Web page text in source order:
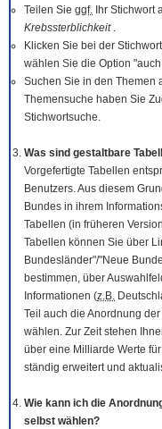
Teilen Sie ggf. Ihr Stichwort
Krebssterblichkeit .
Klicken Sie bei der
wählen Sie die Option
Suchen Sie in den Themen
Themensuche haben Sie
Stichwortsuche.
Was sind gestaltbare
Vorgefertigte Tabellen
Benutzers. Aus diesem
Bundes in ihrem
Tabellen (in früheren
Tabellen können Sie über
Bundesländer"/"Neue
bestimmen, über
Informationen (z.B.
Teil auch die Anordnung
wählen. Zur Zeit stehen
über eine Milliarde Werte
ständig erweitert und
Wie kann ich die
selbst wählen?